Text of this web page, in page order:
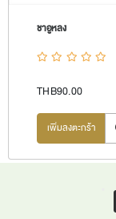
ชาอูหลง
THB90.00